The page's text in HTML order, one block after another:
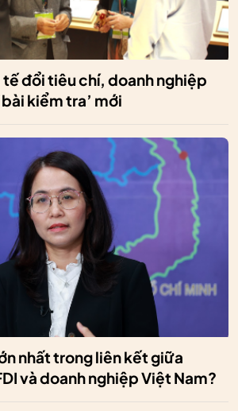
đổi tiêu chí, doanh nghiệp
kiểm tra’ mới
nhất trong liên kết giữa
và doanh nghiệp Việt Nam?